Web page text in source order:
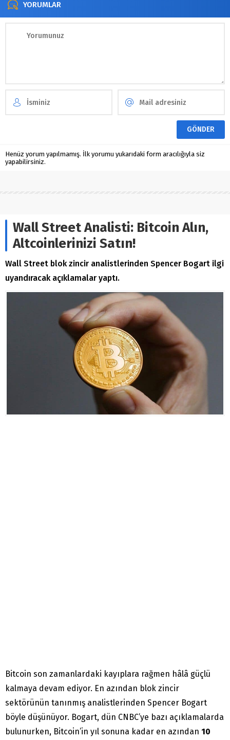
YORUMLAR
Henüz yorum yapılmamış. İlk yorumu yukarıdaki form aracılığıyla siz
yapabilirsiniz.
Wall Street Analisti: Bitcoin Alın,
Altcoinlerinizi Satın!
Wall Street blok zincir analistlerinden Spencer Bogart ilgi
uyandıracak açıklamalar yaptı.
Bitcoin son zamanlardaki kayıplara rağmen hâlâ güçlü
kalmaya devam ediyor. En azından blok zincir
sektörünün tanınmış analistlerinden Spencer Bogart
böyle düşünüyor. Bogart, dün CNBC’ye bazı açıklamalarda
bulunurken, Bitcoin’in yıl sonuna kadar en azından 10